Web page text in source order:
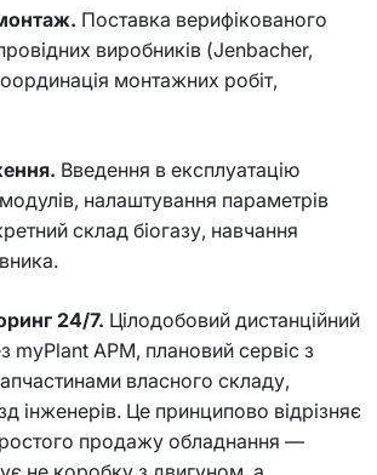
Поставка верифікованого
виробників (Jenbacher,
монтажних робіт,
Введення в експлуатацію
налаштування параметрів
склад біогазу, навчання
24/7. Цілодобовий дистанційний
myPlant APM, плановий сервіс з
власного складу,
інженерів. Це принципово відрізняє
продажу обладнання —